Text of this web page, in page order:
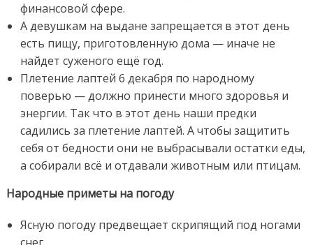
финансовой сфере.
А девушкам на выдане запрещается в этот день
есть пищу, приготовленную дома — иначе не
найдет суженого ещё год.
Плетение лаптей 6 декабря по народному
поверью — должно принести много здоровья и
энергии. Так что в этот день наши предки
садились за плетение лаптей. А чтобы защитить
себя от бедности они не выбрасывали остатки еды,
а собирали всё и отдавали животным или птицам.
Народные приметы на погоду
Ясную погоду предвещает скрипящий под ногами